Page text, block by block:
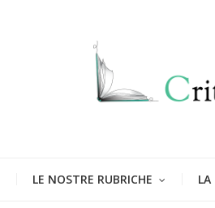
LE NOSTRE RUBRICHE LA